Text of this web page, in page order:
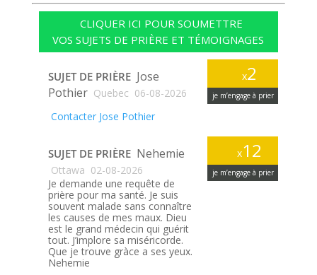
CLIQUER ICI POUR SOUMETTRE
VOS SUJETS DE PRIÈRE ET TÉMOIGNAGES
x2
je m’engage à prier
SUJET DE PRIÈRE Jose
Pothier Quebec 06-08-2026
Contacter Jose Pothier
x12
je m’engage à prier
SUJET DE PRIÈRE Nehemie
Ottawa 02-08-2026
Je demande une requête de
prière pour ma santé. Je suis
souvent malade sans connaître
les causes de mes maux. Dieu
est le grand médecin qui guérit
tout. J’implore sa miséricorde.
Que je trouve gràce a ses yeux.
Nehemie